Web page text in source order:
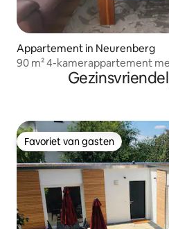
Appartement in Neurenberg
90 m² 4-kamerappartement
Favoriet van gasten
Favoriet van gasten